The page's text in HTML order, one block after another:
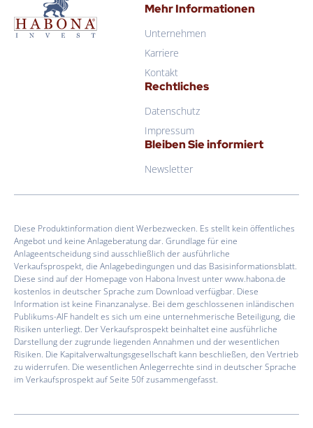
Mehr Informationen
Unternehmen
Karriere
Kontakt
Rechtliches
Datenschutz
Impressum
Bleiben Sie informiert
Newsletter
Diese Produktinformation dient Werbezwecken. Es stellt kein öffentliches
Angebot und keine Anlageberatung dar. Grundlage für eine
Anlageentscheidung sind ausschließlich der ausführliche
Verkaufsprospekt, die Anlagebedingungen und das Basisinformationsblatt.
Diese sind auf der Homepage von Habona Invest unter www.habona.de
kostenlos in deutscher Sprache zum Download verfügbar. Diese
Information ist keine Finanzanalyse. Bei dem geschlossenen inländischen
Publikums-AIF handelt es sich um eine unternehmerische Beteiligung, die
Risiken unterliegt. Der Verkaufsprospekt beinhaltet eine ausführliche
Darstellung der zugrunde liegenden Annahmen und der wesentlichen
Risiken. Die Kapitalverwaltungsgesellschaft kann beschließen, den Vertrieb
zu widerrufen. Die wesentlichen Anlegerrechte sind in deutscher Sprache
im Verkaufsprospekt auf Seite 50f zusammengefasst.